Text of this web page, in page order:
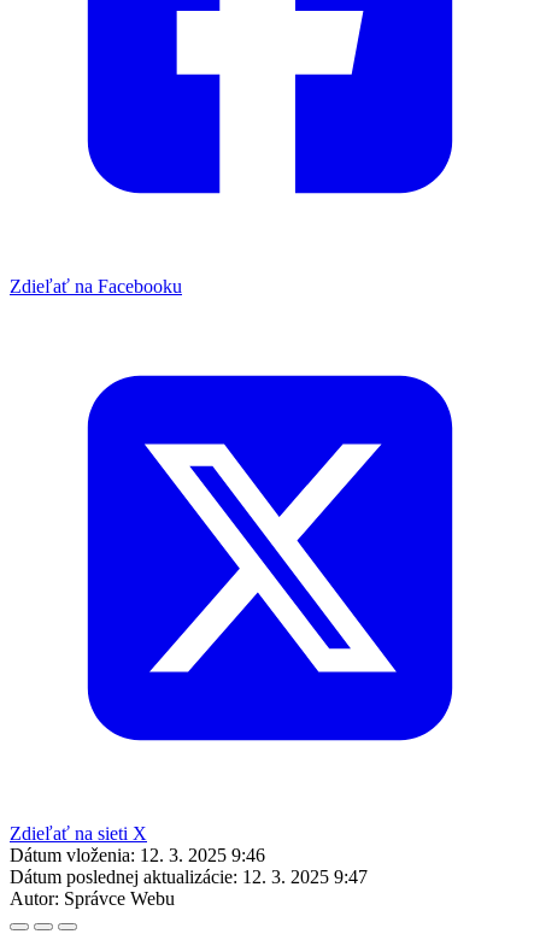
Zdieľať na Facebooku
Zdieľať na sieti X
Dátum vloženia: 12. 3. 2025 9:46
Dátum poslednej aktualizácie: 12. 3. 2025 9:47
Autor: Správce Webu